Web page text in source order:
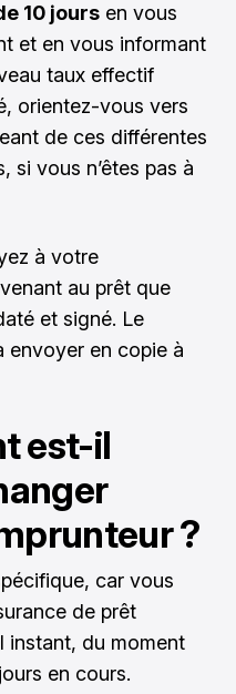
10 jours en vous
et en vous informant
taux effectif
orientez-vous vers
de ces différentes
si vous n’êtes pas à
à votre
au prêt que
et signé. Le
envoyer en copie à
est-il
?
car vous
de prêt
instant, du moment
en cours.